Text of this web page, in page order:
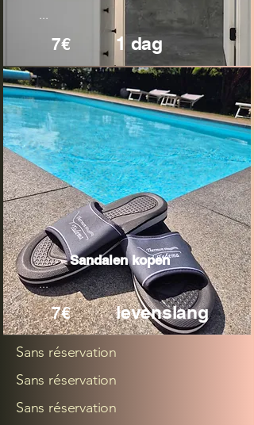
7€ 1 dag
Sandalen kopen
...
7€ levenslang
Sans réservation
Sans réservation
Sans réservation